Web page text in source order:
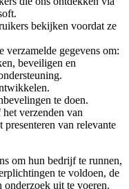
bekijken voordat ze
gegevens om:
beveiligen en
te doen.
verzenden van
van relevante
om hun bedrijf te runnen,
te voldoen, de
uit te voeren.